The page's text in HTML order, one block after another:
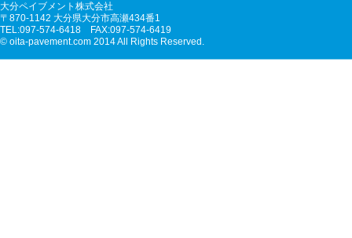
大分ペイブメント株式会社
〒870-1142 大分県大分市高瀬434番1
TEL:097-574-6418 FAX:097-574-6419
© oita-pavement.com 2014 All Rights Reserved.